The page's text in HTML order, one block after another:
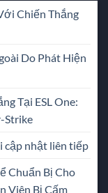
Chiến Thắng
Do Phát Hiện
Tại ESL One:
Strike
cập nhật liên tiếp
Chuẩn Bị Cho
Viên Bị Cấm